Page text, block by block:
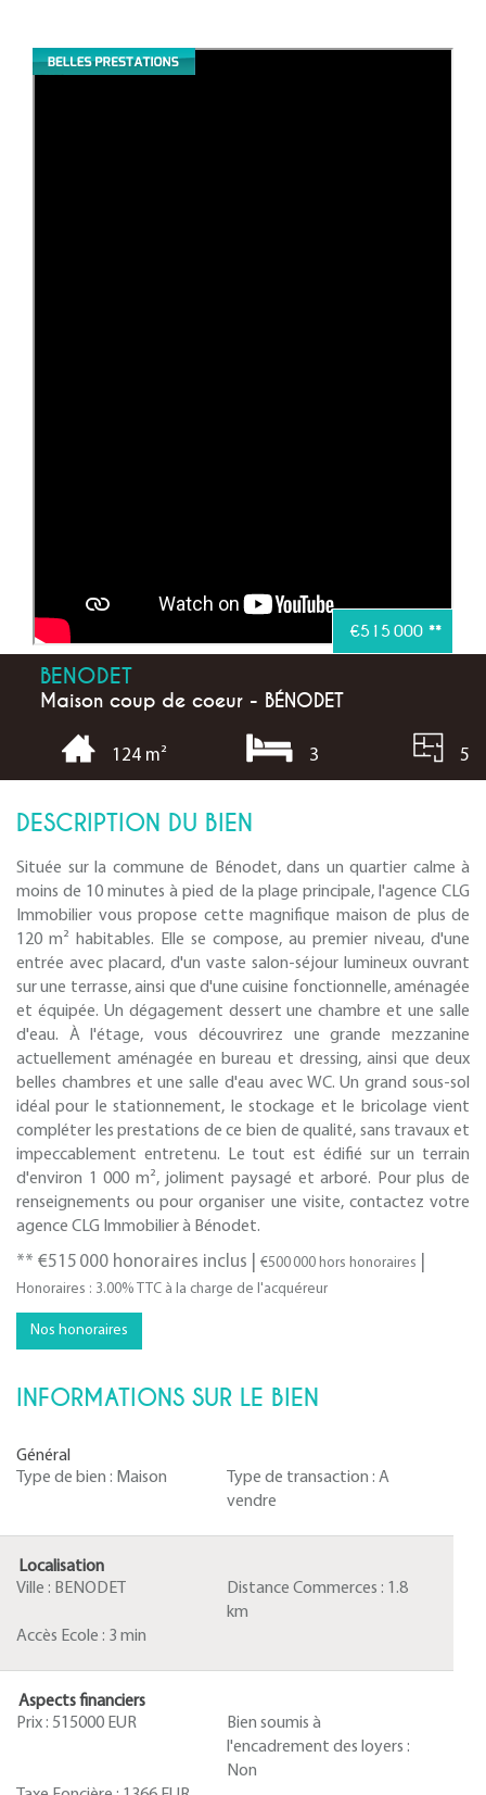
€515 000 **
BENODET
Maison coup de coeur - BÉNODET
124 m² 3 5
DESCRIPTION DU BIEN
Située sur la commune de Bénodet, dans un quartier calme à
moins de 10 minutes à pied de la plage principale, l'agence CLG
Immobilier vous propose cette magnifique maison de plus de
120 m² habitables. Elle se compose, au premier niveau, d'une
entrée avec placard, d'un vaste salon-séjour lumineux ouvrant
sur une terrasse, ainsi que d'une cuisine fonctionnelle, aménagée
et équipée. Un dégagement dessert une chambre et une salle
d'eau. À l'étage, vous découvrirez une grande mezzanine
actuellement aménagée en bureau et dressing, ainsi que deux
belles chambres et une salle d'eau avec WC. Un grand sous-sol
idéal pour le stationnement, le stockage et le bricolage vient
compléter les prestations de ce bien de qualité, sans travaux et
impeccablement entretenu. Le tout est édifié sur un terrain
d'environ 1 000 m², joliment paysagé et arboré. Pour plus de
renseignements ou pour organiser une visite, contactez votre
agence CLG Immobilier à Bénodet.
** €515 000 honoraires inclus €500 000 hors honoraires
Honoraires : 3.00% TTC à la charge de l'acquéreur
Nos honoraires
INFORMATIONS SUR LE BIEN
Général
Type de bien : Maison Type de transaction : A
vendre
Localisation
Ville : BENODET Distance Commerces : 1.8
km
Accès Ecole : 3 min
Aspects financiers
Prix : 515000 EUR
Bien soumis à
l'encadrement des loyers :
Non